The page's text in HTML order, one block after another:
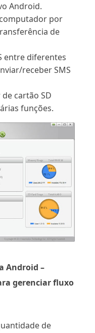
Android.
por
de
entre diferentes
receber SMS
cartão SD
funções.
Android –
gerenciar fluxo
de